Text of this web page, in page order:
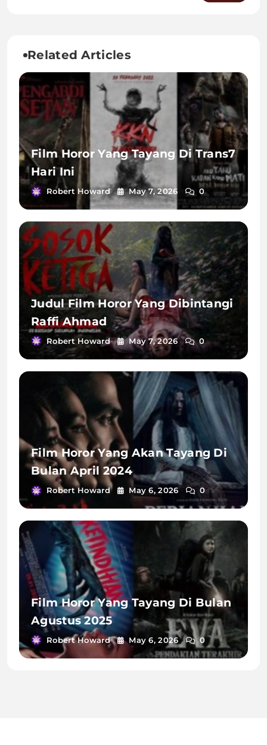
Related Articles
Film Horor Yang Tayang Di Trans7
Hari Ini
Robert Howard May 7, 2026 0
Judul Film Horor Yang Dibintangi
Raffi Ahmad
Robert Howard May 7, 2026 0
Film Horor Yang Akan Tayang Di
Bulan April 2024
Robert Howard May 6, 2026 0
Film Horor Yang Tayang Di Bulan
Agustus 2025
Robert Howard May 6, 2026 0